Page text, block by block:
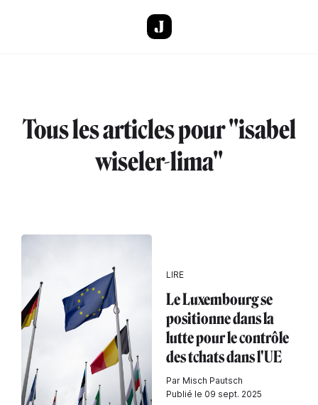
Tous les articles pour "isabel
wiseler-lima"
LIRE
Le Luxembourg se
positionne dans la
lutte pour le contrôle
des tchats dans l'UE
Par Misch Pautsch
Publié le 09 sept. 2025